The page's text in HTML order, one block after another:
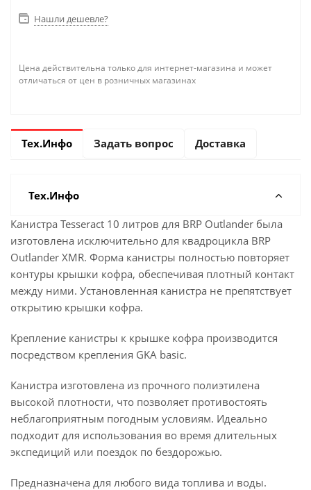
Нашли дешевле?
Цена действительна только для интернет-магазина и может
отличаться от цен в розничных магазинах
Тех.Инфо Задать вопрос Доставка
Тех.Инфо
Канистра Tesseract 10 литров для BRP Outlander была
изготовлена исключительно для квадроцикла BRP
Outlander XMR. Форма канистры полностью повторяет
контуры крышки кофра, обеспечивая плотный контакт
между ними. Установленная канистра не препятствует
открытию крышки кофра.
Крепление канистры к крышке кофра производится
посредством крепления GKA basic.
Канистра изготовлена из прочного полиэтилена
высокой плотности, что позволяет противостоять
неблагоприятным погодным условиям. Идеально
подходит для использования во время длительных
экспедиций или поездок по бездорожью.
Предназначена для любого вида топлива и воды.